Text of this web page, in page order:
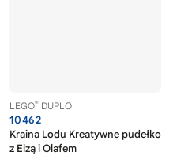
LEGO® DUPLO
10462
Kraina Lodu Kreatywne pudełko
z Elzą i Olafem